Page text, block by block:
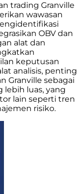
trading Granville
wawasan
OBV dan
alat dan
keputusan
analisis, penting
Granville sebagai
lebih luas, yang
lain seperti tren
risiko.